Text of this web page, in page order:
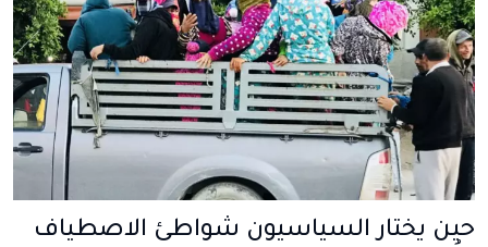
حين يختار السياسيون شواطئ الاصطياف